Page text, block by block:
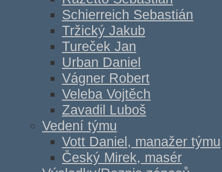
Schierreich Sebastián
Tržický Jakub
Tureček Jan
Urban Daniel
Vágner Robert
Veleba Vojtěch
Zavadil Luboš
Vedení týmu
Vott Daniel, manažer týmu
Český Mirek, masér